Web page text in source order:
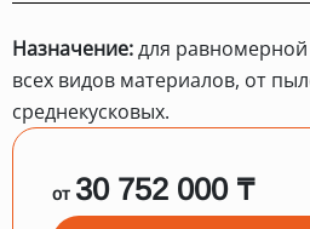
Назначение:для
всех видов материалов, от
среднекусковых.
от 30 752 000 ₸